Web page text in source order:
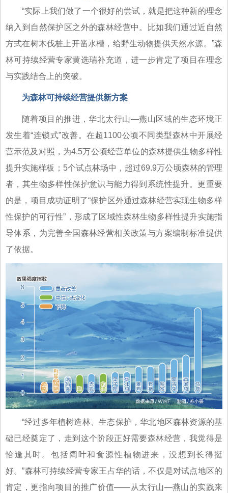
“实际上我们做了一个很好的尝试，就是把这种新的理念
纳入到自然保护区之外的森林经营中。比如我们通过近自然
方式在树木伐桩上开凿水槽，给野生动物提供天然水源。”森
林可持续经营专家黄选瑞补充道，进一步肯定了项目在理念
与实践结合上的突破。
为森林可持续经营提供新方案
随着项目的推进，华北太行山—燕山区域的生态环境正
发生着“连锁式”改善。在超1100公顷不同类型森林中开展经
营示范及对照，为4.5万公顷经营单位的森林提供生物多样性
提升实施样板；5个试点林场中，超过69.9万公顷森林的管理
者，其生物多样性保护意识与能力得到系统性提升。更重要
的是，项目成功证明了“保护区外通过森林经营实现生物多样
性保护的可行性”，形成了区域性森林生物多样性提升实施指
导体系，为完善全国森林经营相关政策与方案编制标准提供
了依据。
“经过多年植树造林、生态保护，华北地区森林资源的基
础已经奠定了，走到这个阶段正好需要森林经营，我觉得是
恰逢其时。包括阔叶和食源性植物进来，没想到长得挺
好。”森林可持续经营专家王占华的话，不仅是对试点地区的
肯定，更指向项目的推广价值——从太行山—燕山的实践来